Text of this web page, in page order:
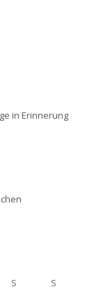
in Erinnerung
S S